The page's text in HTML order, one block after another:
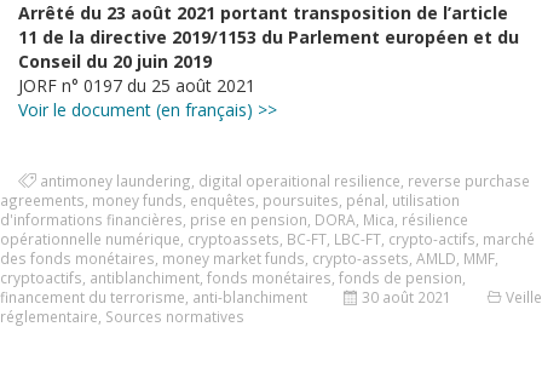
Arrêté du 23 août 2021 portant transposition de l’article
11 de la directive 2019/1153 du Parlement européen et du
Conseil du 20 juin 2019
JORF n° 0197 du 25 août 2021
Voir le document (en français) >>
antimoney laundering digital operaitional resilience reverse purchase
agreements money funds enquêtes poursuites pénal utilisation
d'informations financières prise en pension DORA Mica résilience
opérationnelle numérique cryptoassets BC-FT LBC-FT crypto-actifs marché
des fonds monétaires money market funds crypto-assets AMLD MMF
cryptoactifs antiblanchiment fonds monétaires fonds de pension
financement du terrorisme anti-blanchiment 30 août 2021
Veille
réglementaire Sources normatives